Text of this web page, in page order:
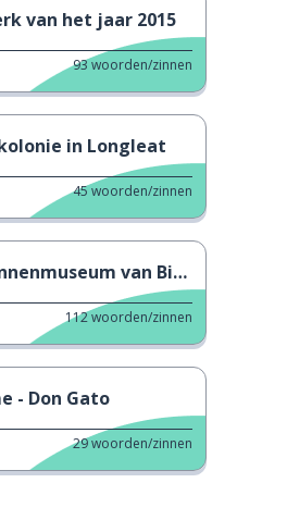
van het jaar 2015
93woorden/zinnen
in Longleat
45woorden/zinnen
van Birmingham
112woorden/zinnen
- Don Gato
29woorden/zinnen